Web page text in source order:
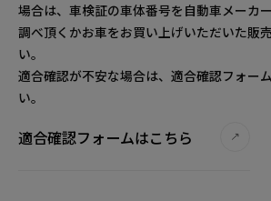
場合は、車検証の車体番号を自動車メーカ
調べ頂くかお車をお買い上げいただいた販
い。
適合確認が不安な場合は、適合確認フォー
い。
適合確認フォームはこちら